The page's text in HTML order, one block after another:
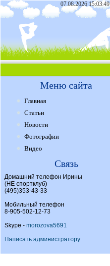
07.08.2026 15:03:49
Меню сайта
Главная
Статьи
Новости
Фотографии
Видео
Связь
Домашний телефон Ирины
(НЕ спортклуб)
(495)353-43-33
Мобильный телефон
8-905-502-12-73
Skype - morozova5691
Написать администратору